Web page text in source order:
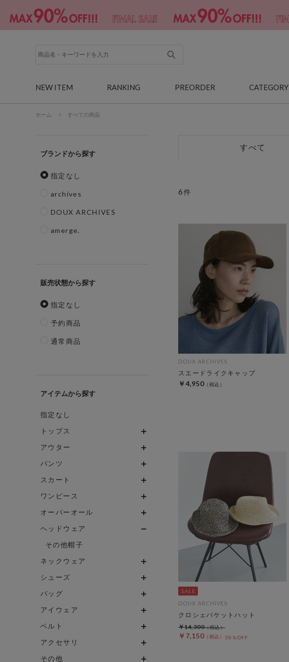
NEW ITEM RANKING PREORDER CATEGORY
ホーム > すべての商品
ブランド
指定なし
archives
DOUX ARCHIVES
amerge.
販売状態
指定なし
予約商品
通常商品
アイテム
指定なし
トップス
アウター
パンツ
スカート
ワンピース
オーバーオール
ヘッドウェア
その他帽子
ネックウェア
シューズ
バッグ
アイウェア
ベルト
アクセサリ
その他
すべて
6件
DOUX ARCHIVES
スエードライクキャップ
￥4,950
DOUX ARCHIVES
クロシェバケットハット
￥7,150 50％OFF
￥14,300